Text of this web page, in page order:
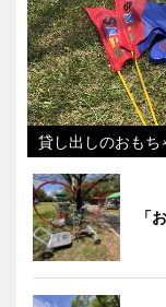
貸し出しのおもち
「